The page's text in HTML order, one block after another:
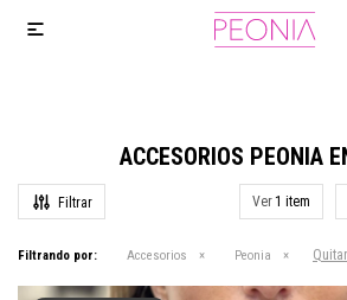

ACCESORIOS PEONIA
Ver
Filtrando por: Accesorios Peonia